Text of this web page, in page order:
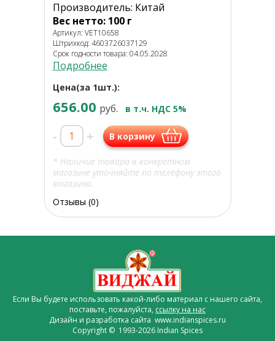
Производитель: Китай
Вес нетто: 100 г
Артикул: VET10658
Штрихкод: 4603726037129
Срок годности товара: 04.05.2028
Подробнее
Цена(за 1шт.):
656.00 руб. в т.ч. НДС 5%
- + В корзину
* Наличие товара в конкретном
магазине уточняйте по телефону этого
магазина.
Отзывы (0)
Если Вы будете использовать какой-либо материал с нашего сайта,
поставьте, пожалуйста, ссылку на нас
Дизайн и разработка сайта www.indianspices.ru
Copyright © 1993-2026 Indian Spices